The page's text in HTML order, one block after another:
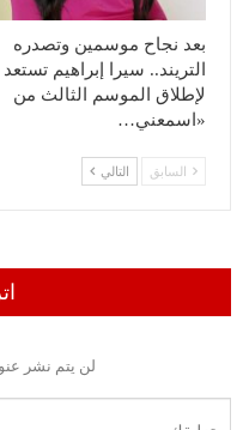
بعد نجاح موسمين وتصدره
التريند.. سيرا إبراهيم تستعد
لإطلاق الموسم الثالث من
«اسمعني…
السابق التالي
لن يتم نشر